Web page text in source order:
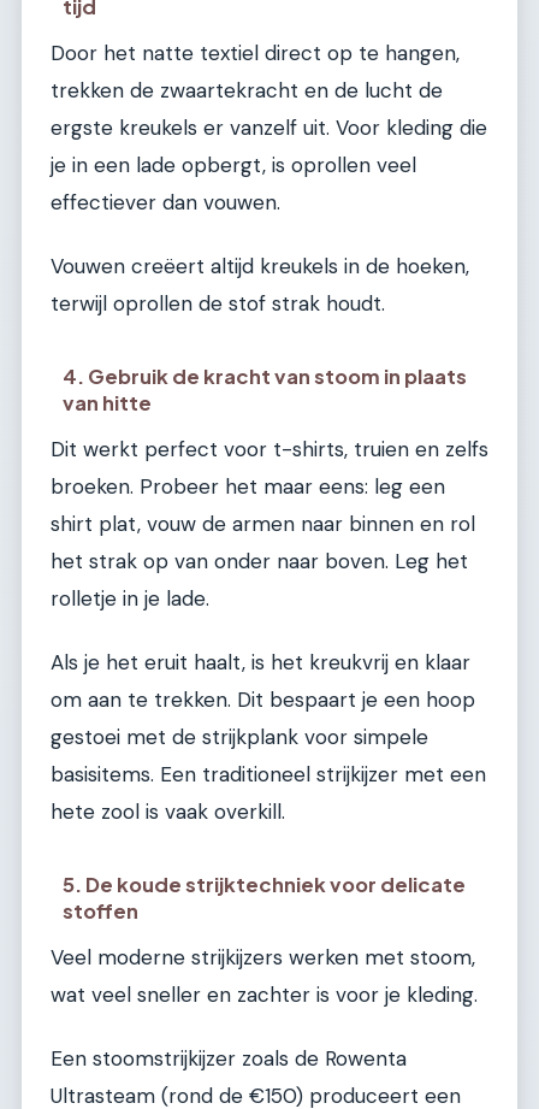
tijd
Door het natte textiel direct op te hangen,
trekken de zwaartekracht en de lucht de
ergste kreukels er vanzelf uit. Voor kleding die
je in een lade opbergt, is oprollen veel
effectiever dan vouwen.
Vouwen creëert altijd kreukels in de hoeken,
terwijl oprollen de stof strak houdt.
4. Gebruik de kracht van stoom in plaats
van hitte
Dit werkt perfect voor t-shirts, truien en zelfs
broeken. Probeer het maar eens: leg een
shirt plat, vouw de armen naar binnen en rol
het strak op van onder naar boven. Leg het
rolletje in je lade.
Als je het eruit haalt, is het kreukvrij en klaar
om aan te trekken. Dit bespaart je een hoop
gestoei met de strijkplank voor simpele
basisitems. Een traditioneel strijkijzer met een
hete zool is vaak overkill.
5. De koude strijktechniek voor delicate
stoffen
Veel moderne strijkijzers werken met stoom,
wat veel sneller en zachter is voor je kleding.
Een stoomstrijkijzer zoals de Rowenta
Ultrasteam (rond de €150) produceert een